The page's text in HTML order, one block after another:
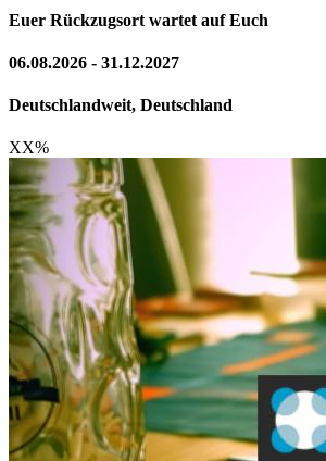
Euer Rückzugsort wartet auf Euch
06.08.2026 - 31.12.2027
Deutschlandweit, Deutschland
XX%